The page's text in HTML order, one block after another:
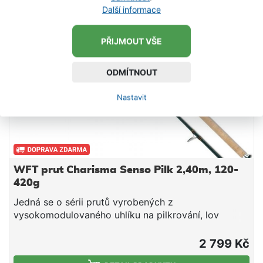
Další informace
PŘIJMOUT VŠE
ODMÍTNOUT
Nastavit
WFT prut Charisma Senso Pilk 2,40m, 120-
420g
Jedná se o sérii prutů vyrobených z
vysokomodulovaného uhlíku na pilkrování, lov
přívlačí či pomocí nástražních ryb. Pro svoji
jedinečnou citlivou špičku a silnou páteř jsou ve své
2 799 Kč